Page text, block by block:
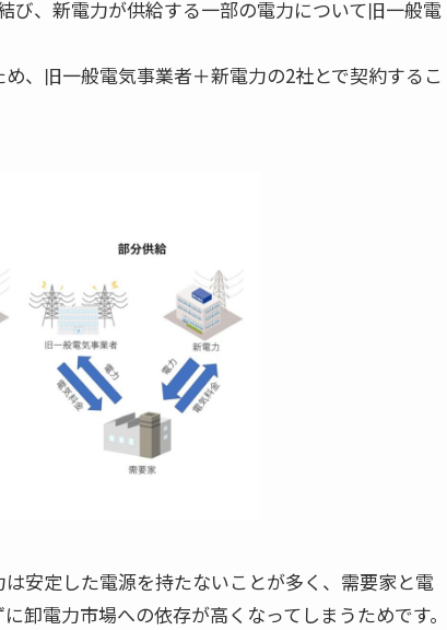
、新電力が供給する一部の電力について旧一般電
、旧一般電気事業者＋新電力の2社とで契約するこ
安定した電源を持たないことが多く、需要家と電
卸電力市場への依存が高くなってしまうためです。